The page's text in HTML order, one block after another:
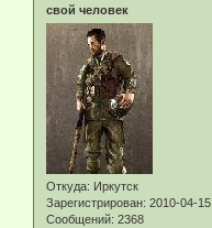
свой человек
Откуда: Иркутск
Зарегистрирован: 2010-04-15
Сообщений: 2368